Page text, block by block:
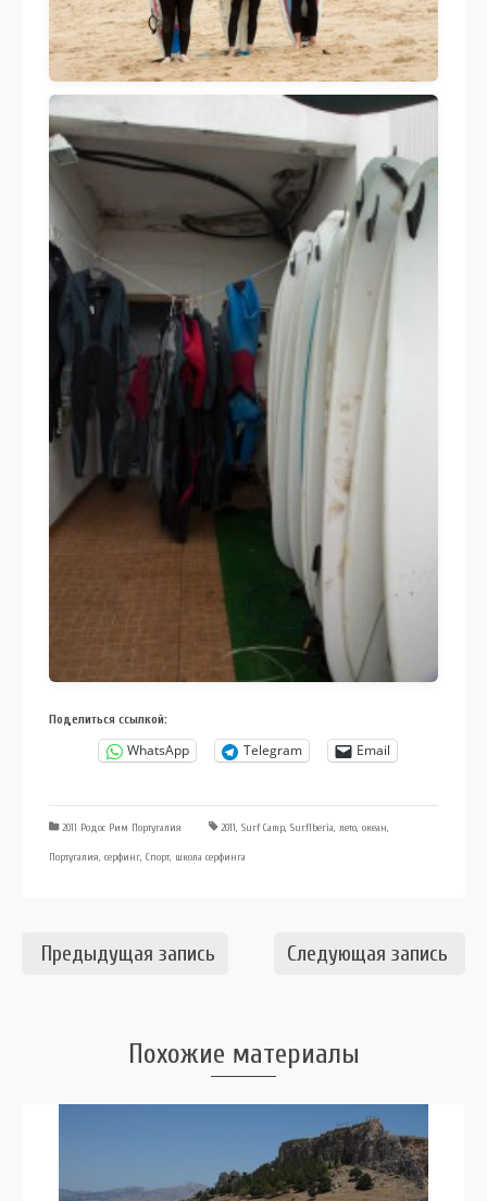
Поделиться ссылкой:
WhatsApp Telegram Email
2011 Родос Рим Португалия 2011, Surf Camp, SurfIberia, лето, океан,
Португалия, серфинг, Спорт, школа серфинга
Предыдущая запись Следующая запись
Похожие материалы